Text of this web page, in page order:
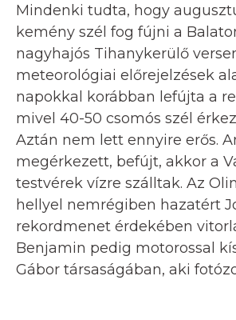
Mindenki tudta, hogy
kemény szél fog fújni a
nagyhajós Tihanykerülő
meteorológiai előrejelzések
napokkal korábban lefújta a
mivel 40-50 csomós szél
Aztán nem lett ennyire erős.
megérkezett, befújt, akkor a
testvérek vízre szálltak. Az
hellyel nemrégiben hazatért
rekordmenet érdekében
Benjamin pedig motorossal
Gábor társaságában, aki